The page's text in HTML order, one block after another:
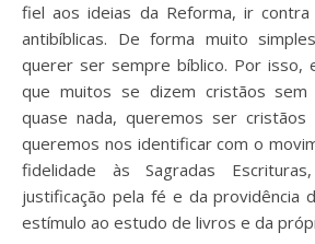
fiel aos ideias da Reforma, ir
antibíblicas. De forma muito
querer ser sempre bíblico. Por isso,
que muitos se dizem cristãos sem
quase nada, queremos ser cristãos
queremos nos identificar com o
fidelidade às Sagradas
justificação pela fé e da providência
estímulo ao estudo de livros e da